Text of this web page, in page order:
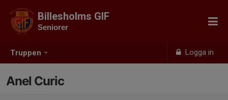
Truppen Logga in
Billesholms GIF
Seniorer
Anel Curic